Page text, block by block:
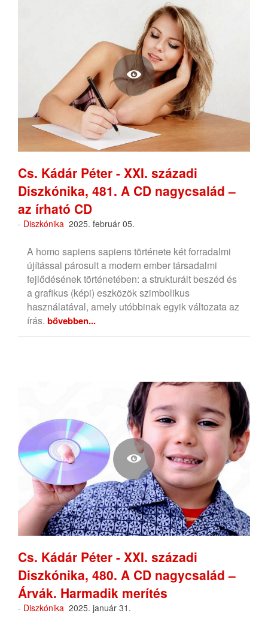
Cs. Kádár Péter - XXI. századi
Diszkónika, 481. A CD nagycsalád –
az írható CD
- Diszkónika 2025. február 05.
A homo sapiens sapiens története két forradalmi
újítással párosult a modern ember társadalmi
fejlődésének történetében: a strukturált beszéd és
a grafikus (képi) eszközök szimbolikus
használatával, amely utóbbinak egyik változata az
írás. bővebben...
Cs. Kádár Péter - XXI. századi
Diszkónika, 480. A CD nagycsalád –
Árvák. Harmadik merítés
- Diszkónika 2025. január 31.